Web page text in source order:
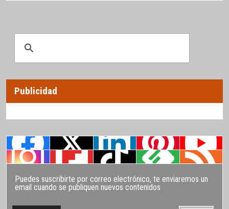
Publicidad
Puedes suscribirte por correo electrónico, te enviaremos un
email cuando se publiquen nuevos contenidos